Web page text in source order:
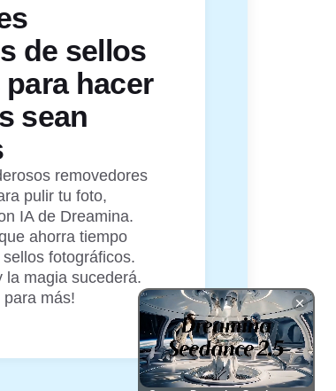
de sellos
hacer
sean
removedores
pulir tu foto,
IA de Dreamina.
ahorra tiempo
fotográficos.
la magia sucederá.
para más!